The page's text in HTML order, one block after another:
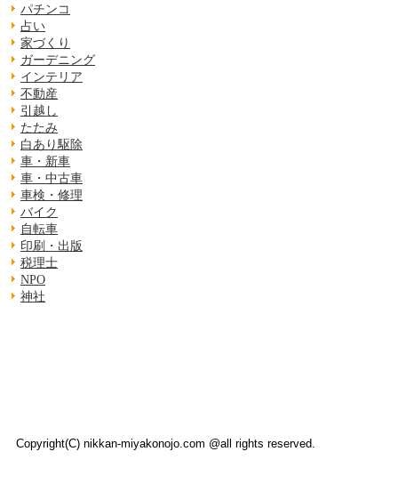
パチンコ
占い
家づくり
ガーデニング
インテリア
不動産
引越し
たたみ
白あり駆除
車・新車
車・中古車
車検・修理
バイク
自転車
印刷・出版
税理士
NPO
神社
Copyright(C) nikkan-miyakonojo.com @all rights reserved.